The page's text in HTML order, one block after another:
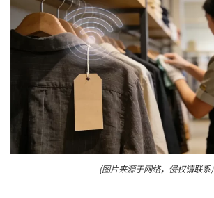
(图片来源于网络，侵权请联系)